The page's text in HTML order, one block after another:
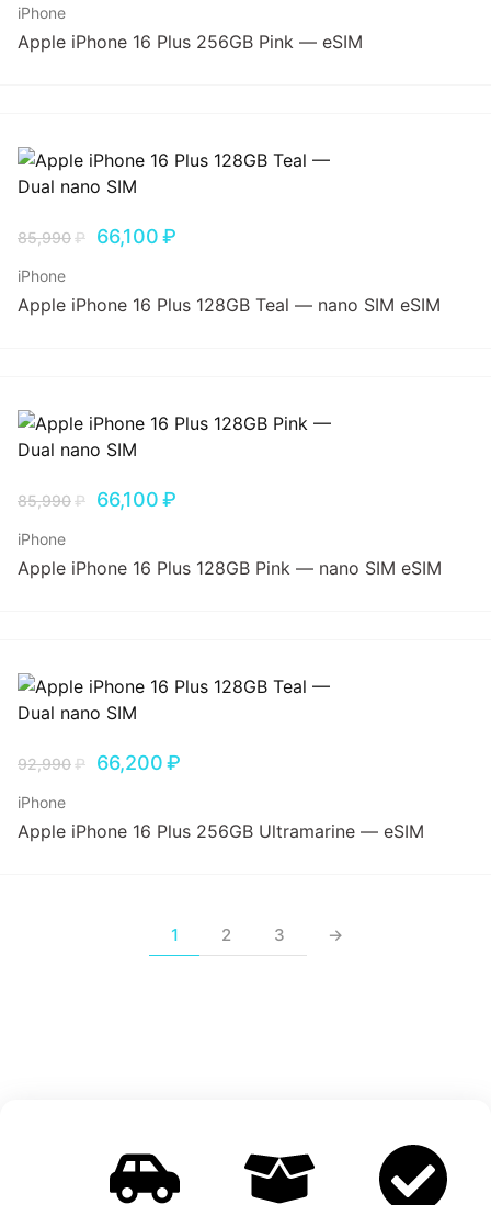
iPhone
Apple iPhone 16 Plus 256GB Pink — eSIM
85,990₽ 66,100₽
iPhone
Apple iPhone 16 Plus 128GB Teal — nano SIM eSIM
85,990₽ 66,100₽
iPhone
Apple iPhone 16 Plus 128GB Pink — nano SIM eSIM
92,990₽ 66,200₽
iPhone
Apple iPhone 16 Plus 256GB Ultramarine — eSIM
1 2 3 →